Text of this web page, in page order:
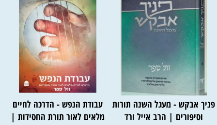
פניך אבקש - מעגל השנה תורות
וסיפורים | הרב אייל ורד
עבודת הנפש - הדרכה לחיים
מלאים לאור תורת החסידות |